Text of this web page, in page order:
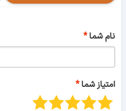
نام شما
امتیاز شما